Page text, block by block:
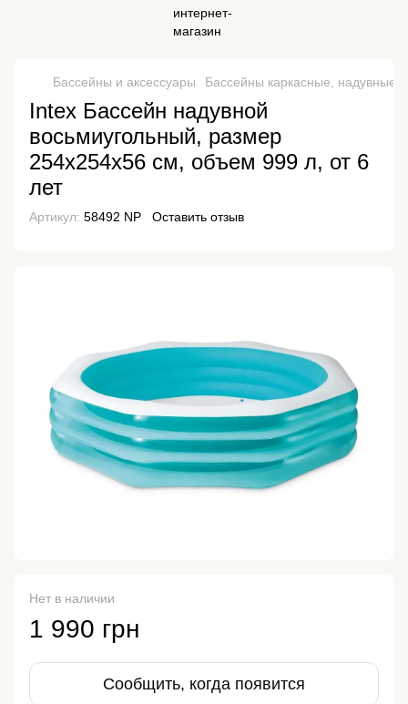
Бассейны и аксессуары Бассейны каркасные, надувные
Intex Бассейн надувной
восьмиугольный, размер
254x254x56 см, объем 999 л, от 6
лет
Артикул: 58492 NP Оставить отзыв
Нет в наличии
1 990 грн
Сообщить, когда появится